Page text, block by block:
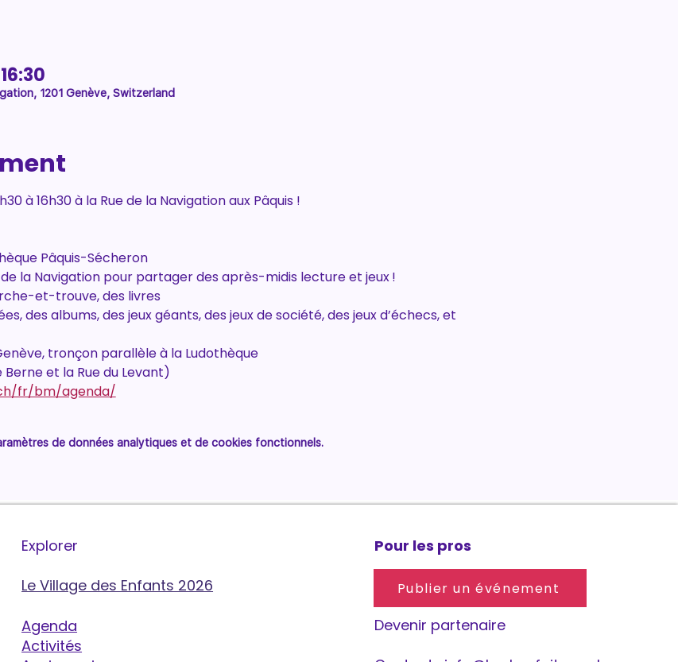
1201 Genève, Switzerland
à 16h30 à la Rue de la Navigation aux Pâquis !
Pâquis-Sécheron
la Navigation pour partager des après-midis lecture et jeux !
et-trouve, des livres
des albums, des jeux géants, des jeux de société, des jeux d’échecs, et
tronçon parallèle à la Ludothèque
et la Rue du Levant)
fr/bm/agenda/
de données analytiques et de cookies fonctionnels.
Explorer
Le Village des Enfants 2026
Agenda
Activités
Pour les pros
Devenir partenaire
Publier un événement